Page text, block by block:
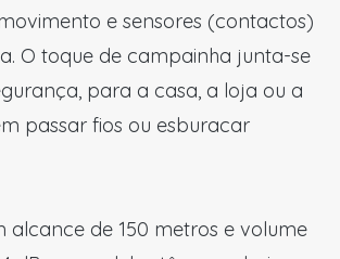
e sensores (contactos)
O toque de campainha junta-se
para a casa, a loja ou a
passar fios ou esburacar
alcance de 150 metros e volume